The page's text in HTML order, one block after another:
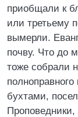
приобщали к
или третьему
вымерли.
почву. Что до
тоже собрали
бухтами,